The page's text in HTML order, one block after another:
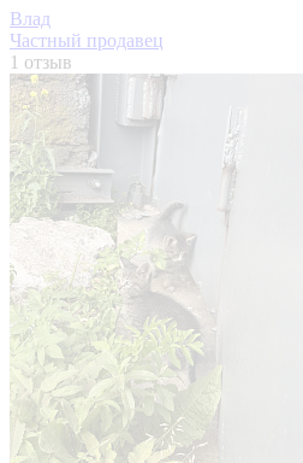
Влад
Частный продавец
1 отзыв